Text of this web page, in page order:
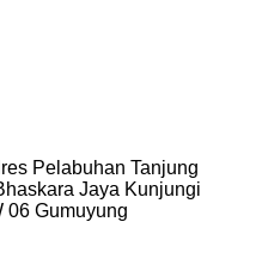
Pelabuhan Tanjung
Jaya Kunjungi
06 Gumuyung